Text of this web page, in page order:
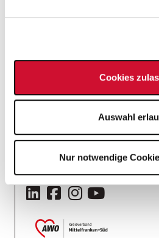
Cookies
Auswahl
Nur notwendige
Gerontopsychiatrische
Einrichtungen der Altenhilfe